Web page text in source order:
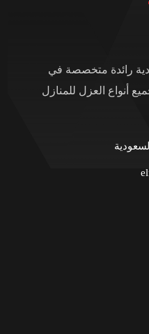
رائدة متخصصة في
أنواع العزل للمنازل